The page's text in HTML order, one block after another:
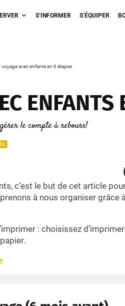
S’INFORMER S’ÉQUIPER
voyage avec enfants en 6 étapes
ENFANTS
le compte à rebours!
c’est le but de cet article
à nous organiser grâce
: choisissez